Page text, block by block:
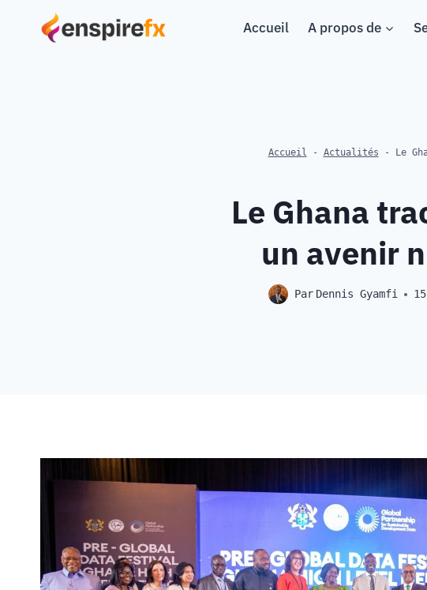
Accueil A propos de
Accueil - Actualités - Le
Le Ghana
un avenir
Par Dennis Gyamfi